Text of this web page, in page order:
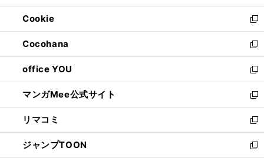
開
く
ウ
で
開
く
ン
ド
ウ
で
開
く
ウ
ィ
ン
ド
ウ
で
開
く
Cookie
新
し
い
ウ
ィ
ン
ド
ウ
で
開
く
Cocohana
新
し
い
ウ
ィ
ン
ド
ウ
で
office YOU
新
し
い
ウ
ィ
ン
ド
マンガMee公式サイト
新
し
い
ウ
ィ
リマコミ
新
し
い
ジャンプTOON
新